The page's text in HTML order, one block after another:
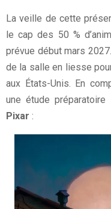
La veille de cette
le cap des 50 %
prévue début mars 2027.
de la salle en liesse
aux États-Unis. En
une étude
Pixar :